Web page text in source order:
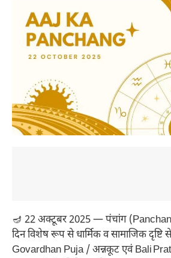
🪔 22 अक्टूबर 2025 — पंचांग
दिन विशेष रूप से धार्मिक व सामाजिक
Govardhan Puja / अन्नकूट एवं Bali